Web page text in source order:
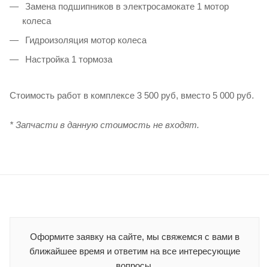
Замена подшипников в электросамокате 1 мотор
колеса
Гидроизоляция мотор колеса
Настройка 1 тормоза
Стоимость работ в комплексе 3 500 руб, вместо 5 000 руб.
* Запчасти в данную стоимость не входят.
Оформите заявку на сайте, мы свяжемся с вами в
ближайшее время и ответим на все интересующие